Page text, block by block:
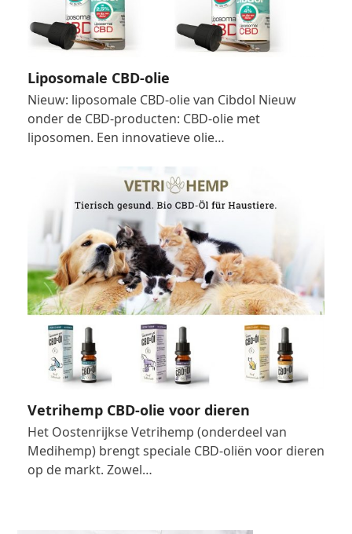
Liposomale CBD-olie
Nieuw: liposomale CBD-olie van Cibdol Nieuw
onder de CBD-producten: CBD-olie met
liposomen. Een innovatieve olie…
Vetrihemp CBD-olie voor dieren
Het Oostenrijkse Vetrihemp (onderdeel van
Medihemp) brengt speciale CBD-oliën voor dieren
op de markt. Zowel…